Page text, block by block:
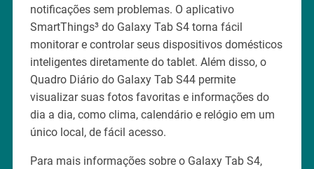
notificações sem problemas. O aplicativo
SmartThings³ do Galaxy Tab S4 torna fácil
monitorar e controlar seus dispositivos domésticos
inteligentes diretamente do tablet. Além disso, o
Quadro Diário do Galaxy Tab S44 permite
visualizar suas fotos favoritas e informações do
dia a dia, como clima, calendário e relógio em um
único local, de fácil acesso.
Para mais informações sobre o Galaxy Tab S4,